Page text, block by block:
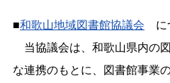
■和歌山地域図書館協議会 に
当協議会は、和歌山県内の
な連携のもとに、図書館事業